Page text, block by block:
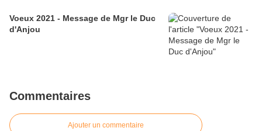
Voeux 2021 - Message de Mgr le Duc
d'Anjou
Commentaires
Ajouter un commentaire